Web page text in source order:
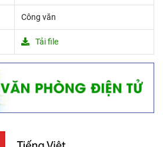
Công văn
Tải file